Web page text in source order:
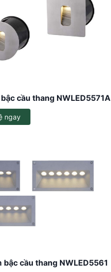
Đèn LED âm đất
Đèn LED cắm cỏ
Đèn LED âm nước
Đèn LED rọi cột
Đèn LED Thanh
cầu thang NWLED5571A
ngay
bậc cầu thang NWLED5561